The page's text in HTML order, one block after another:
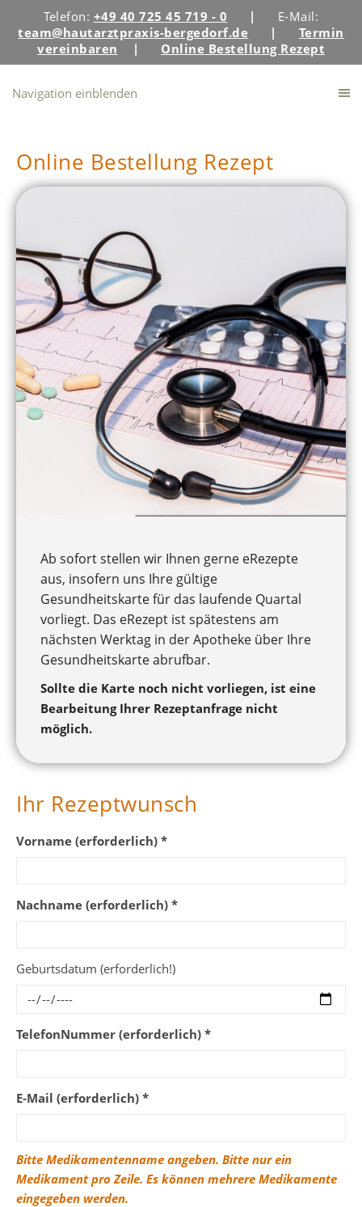
Telefon: +49 40 725 45 719 - 0 |
E-Mail:
team@hautarztpraxis-bergedorf.de | Termin
vereinbaren | Online Bestellung Rezept
Navigation einblenden
Online Bestellung Rezept
Ab sofort stellen wir Ihnen gerne eRezepte
aus, insofern uns Ihre gültige
Gesundheitskarte für das laufende Quartal
vorliegt. Das eRezept ist spätestens am
nächsten Werktag in der Apotheke über Ihre
Gesundheitskarte abrufbar.
Sollte die Karte noch nicht vorliegen, ist eine
Bearbeitung Ihrer Rezeptanfrage nicht
möglich.
Ihr Rezeptwunsch
Vorname (erforderlich) *
Nachname (erforderlich) *
Geburtsdatum (erforderlich!)
TelefonNummer (erforderlich) *
E-Mail (erforderlich) *
Bitte Medikamentenname angeben. Bitte nur ein
Medikament pro Zeile. Es können mehrere Medikamente
eingegeben werden.